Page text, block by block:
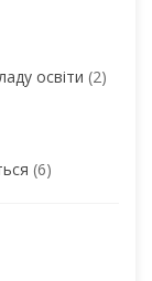
освіти (2)
(6)